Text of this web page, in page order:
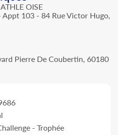
OISE
103 - 84 Rue Victor Hugo,
Pierre De Coubertin, 60180
- Trophée